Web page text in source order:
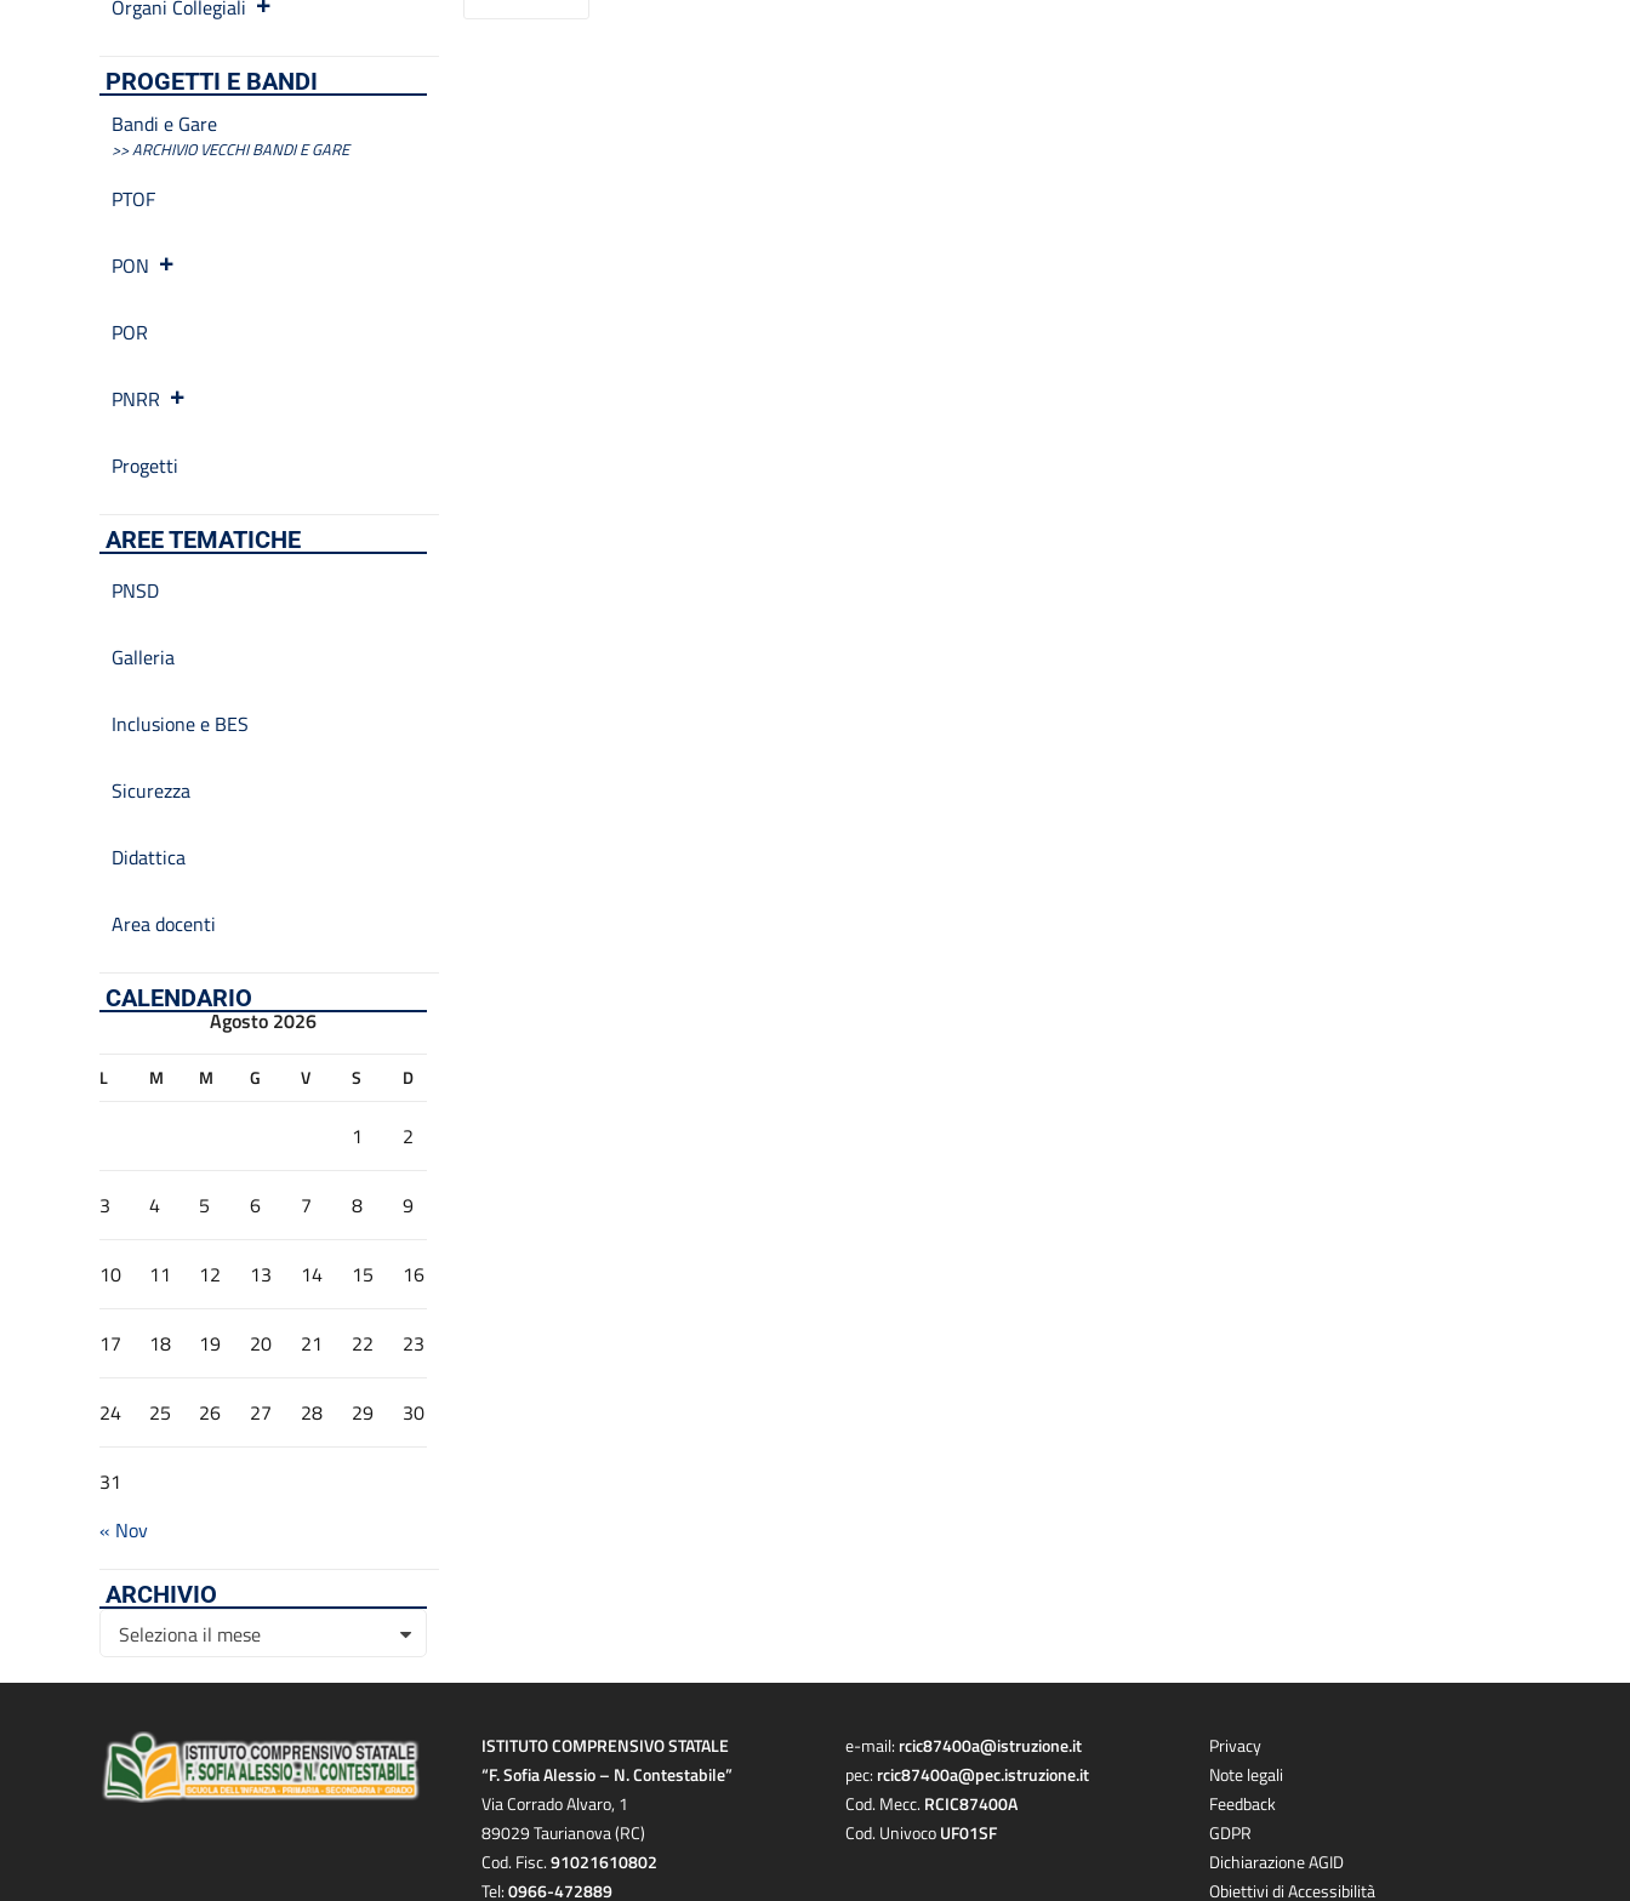
Organi Collegiali
PROGETTI E BANDI
Bandi e Gare
>> ARCHIVIO VECCHI BANDI E GARE
PTOF
PON
POR
PNRR
Progetti
AREE TEMATICHE
PNSD
Galleria
Inclusione e BES
Sicurezza
Didattica
Area docenti
CALENDARIO
Agosto 2026
L M M G V S D
1 2
3 4 5 6 7 8 9
10 11 12 13 14 15 16
17 18 19 20 21 22 23
24 25 26 27 28 29 30
31
« Nov
ARCHIVIO
Archivio
Seleziona il mese
ISTITUTO COMPRENSIVO STATALE
“F. Sofia Alessio – N. Contestabile”
Via Corrado Alvaro, 1
89029 Taurianova (RC)
Cod. Fisc.91021610802
Tel:0966-472889
e-mail: rcic87400a@istruzione.it
pec: rcic87400a@pec.istruzione.it
Cod. Mecc. RCIC87400A
Cod. UnivocoUF01SF
Privacy
Note legali
Feedback
GDPR
Dichiarazione AGID
Obiettivi di Accessibilità